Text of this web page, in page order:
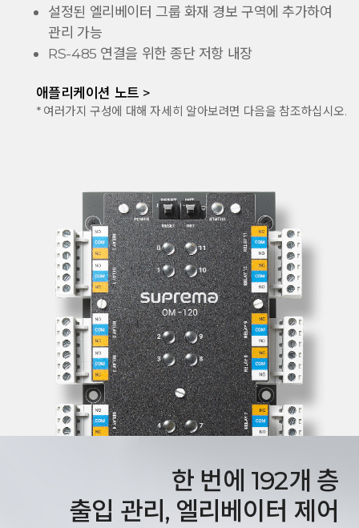
설정된 엘리베이터 그룹 화재 경보 구역에 추가하여
관리 가능
RS-485 연결을 위한 종단 저항 내장
애플리케이션 노트 >
* 여러가지 구성에 대해 자세히 알아보려면 다음을 참조하십시오.
한 번에 192개 층
출입 관리, 엘리베이터 제어